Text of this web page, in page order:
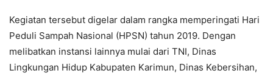
Kegiatan tersebut digelar dalam rangka memperingati Hari
Peduli Sampah Nasional (HPSN) tahun 2019. Dengan
melibatkan instansi lainnya mulai dari TNI, Dinas
Lingkungan Hidup Kabupaten Karimun, Dinas Kebersihan,